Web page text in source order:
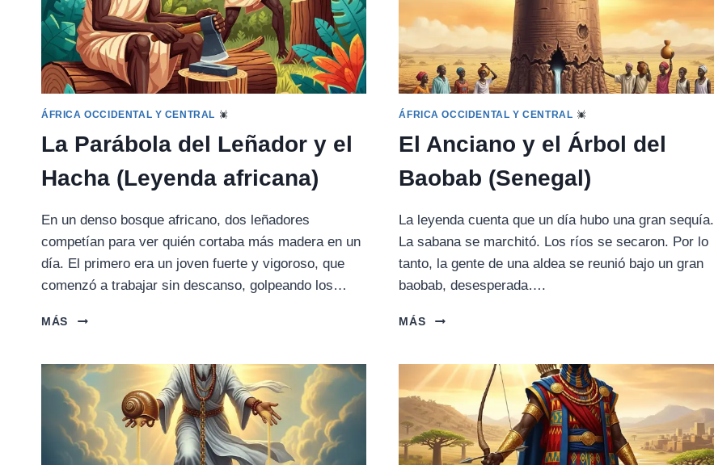
ÁFRICA OCCIDENTAL Y CENTRAL
La Parábola del Leñador y el
Hacha (Leyenda africana)
En un denso bosque africano, dos leñadores
competían para ver quién cortaba más madera en un
día. El primero era un joven fuerte y vigoroso, que
comenzó a trabajar sin descanso, golpeando los…
MÁS
LA
LEÑADOR
Y
EL
HACHA
(LEYENDA
AFRICANA)
ÁFRICA OCCIDENTAL Y CENTRAL
El Anciano y el Árbol del
Baobab (Senegal)
La leyenda cuenta que un día hubo una gran sequía.
La sabana se marchitó. Los ríos se secaron. Por lo
tanto, la gente de una aldea se reunió bajo un gran
baobab, desesperada….
MÁS
EL
EL
ÁRBOL
DEL
BAOBAB
(SENEGAL)